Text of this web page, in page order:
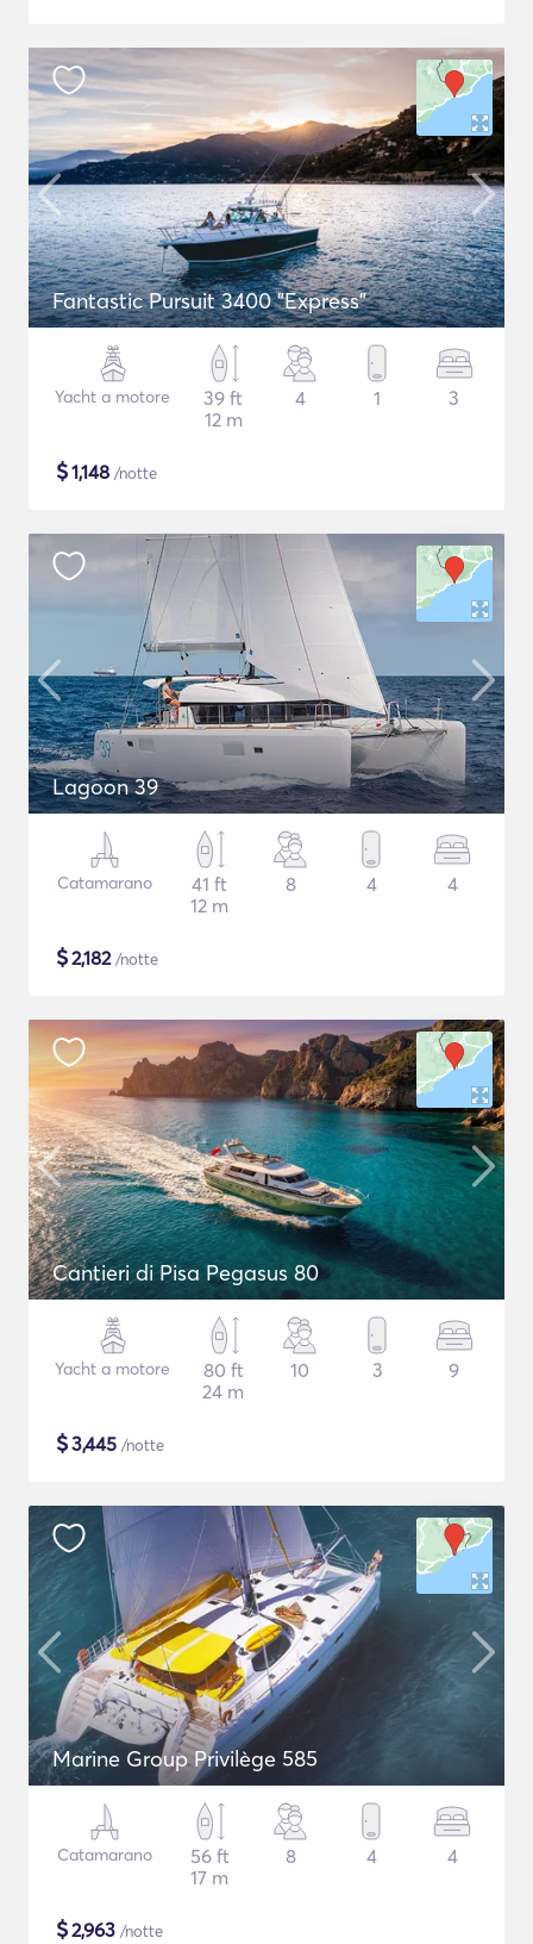
Fantastic Pursuit 3400 "Express"
Yacht a motore
39 ft
12 m
4 1 3
$1,148 /notte
Lagoon 39
Catamarano
41 ft
12 m
8 4 4
$2,182/notte
Cantieri di Pisa Pegasus 80
Yacht a motore
80 ft
24 m
10 3 9
$3,445 /notte
Marine Group Privilège 585
Catamarano
56 ft
17 m
8 4 4
$2,963 /notte